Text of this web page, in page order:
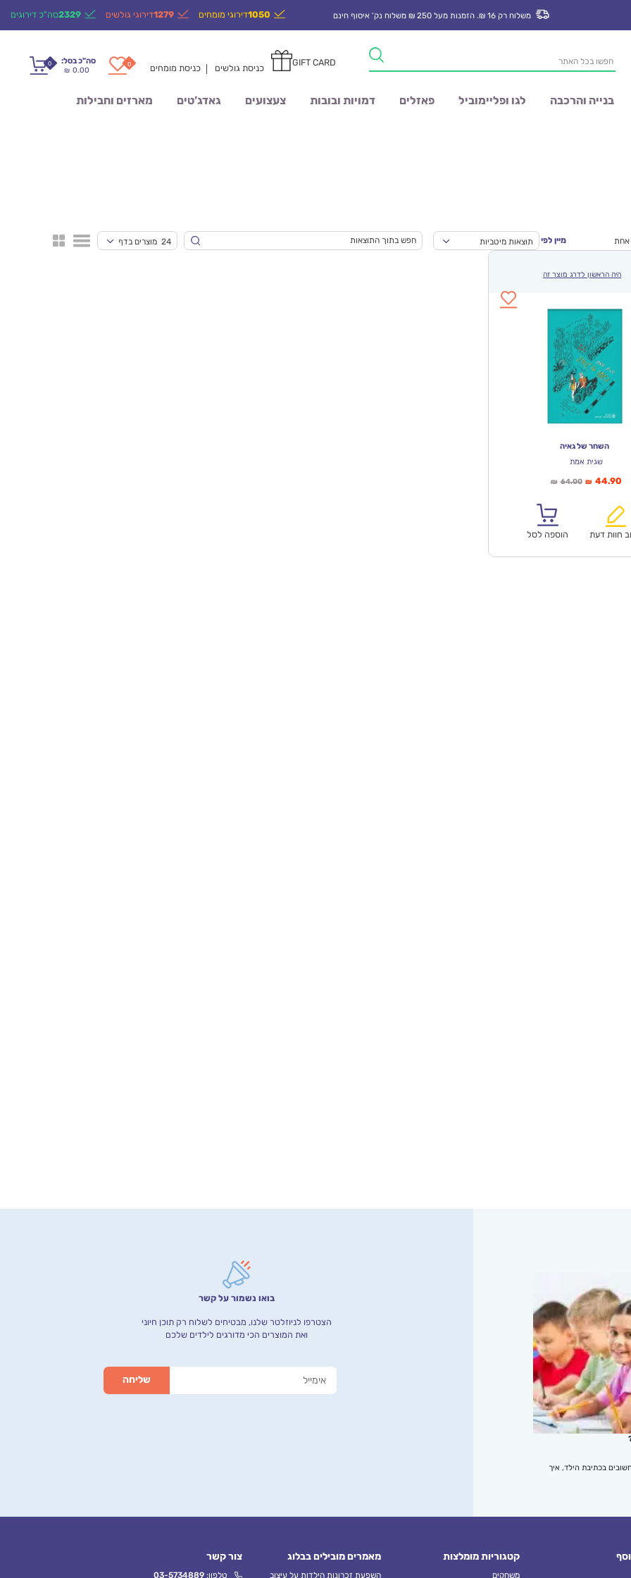
משלוח רק 16 ₪. הזמנות מעל 250 ₪ משלוח נק’ איסוף חינם 1050דירוגי מומחים 1279דירוגי גולשים 2329סה"כ דירוגים
Products
search
GIFT CARD כניסת גולשים כניסת מומחים 0
0 סה"כ בסל:
₪ 0.00
בנייה והרכבה לגו ופליימוביל פאזלים דמויות ובובות צעצועים גאדג’טים מארזים וחבילות
אחת מיין לפי תוצאות מיטביות 24 מוצרים בדף
היה הראשון לדרג מוצר זה
השחר של גאיה
שגית אמת
₪ 64.00המחיר
₪64.00.
₪ 44.90
חוות דעת
הוספה לסל
בכתיבת הילד, איך
בואו נשמור על קשר
הצטרפו לניוזלטר שלנו, מבטיחים לשלוח רק תוכן חיוני
ואת המוצרים הכי מדורגים לילדים שלכם
קטגוריות מומלצות
משחקים
מאמרים מובילים בבלוג
השפעת זכרונות הילדות על עיצוב
צור קשר
טלפון:03-5734889